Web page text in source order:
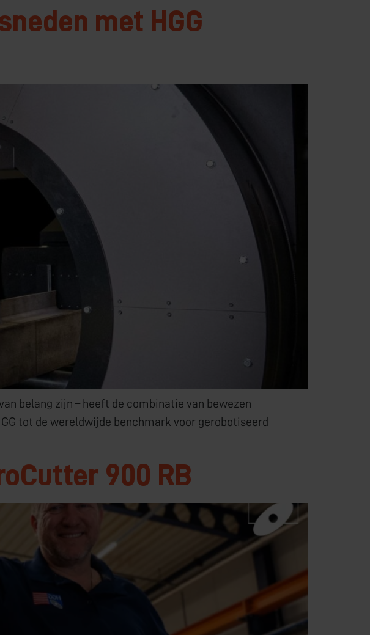
met HGG
belang zijn – heeft de combinatie van bewezen
tot de wereldwijde benchmark voor gerobotiseerd
900 RB